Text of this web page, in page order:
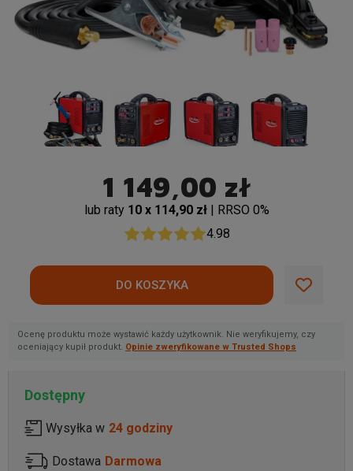
1 149,00 zł
lub raty 10 x 114,90 zł | RRSO 0%
4.98
Ocenę produktu może wystawić każdy użytkownik. Nie weryfikujemy, czy
oceniający kupił produkt. Opinie zweryfikowane w Trusted Shops
Dostępny
Wysyłka w 24 godziny
Dostawa Darmowa